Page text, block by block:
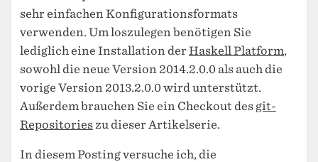
sehr einfachen Konfigurationsformats
verwenden. Um loszulegen benötigen Sie
lediglich eine Installation derHaskell Platform,
sowohl die neue Version 2014.2.0.0 als auch die
vorige Version 2013.2.0.0 wird unterstützt.
Außerdem brauchen Sie ein Checkout des git-
Repositorieszu dieser Artikelserie.
In diesem Posting versuche ich, die